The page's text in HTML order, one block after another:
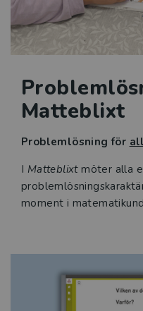
Matteblixt
Problemlösning för
I Matteblixtmöter alla
moment i